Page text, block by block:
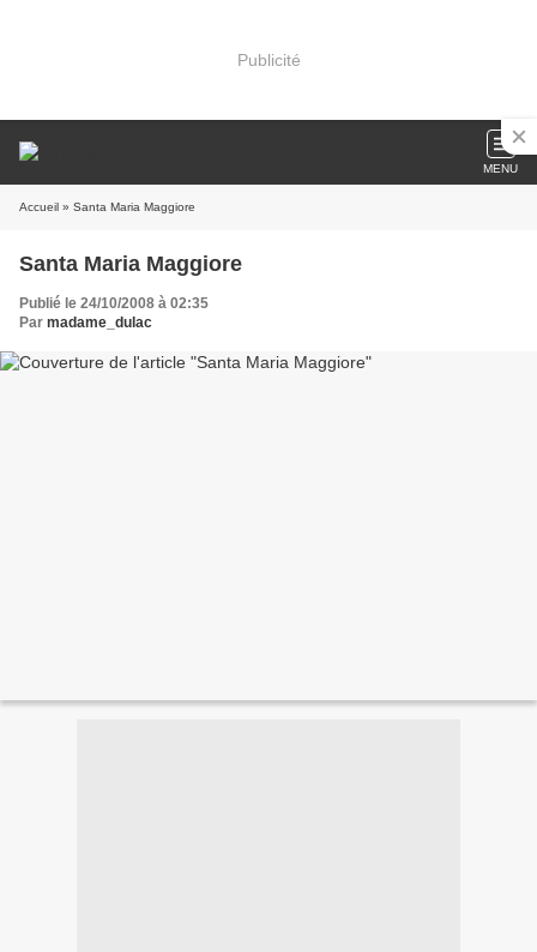
Publicité
MENU
Accueil » Santa Maria Maggiore
Santa Maria Maggiore
Publié le 24/10/2008 à 02:35
Par madame_dulac